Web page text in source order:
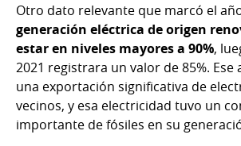
Otro dato relevante que marcó el
generación eléctrica de origen
estar en niveles mayores a 90%,
2021 registrara un valor de 85%. Ese
una exportación significativa de
vecinos, y esa electricidad tuvo un
importante de fósiles en su